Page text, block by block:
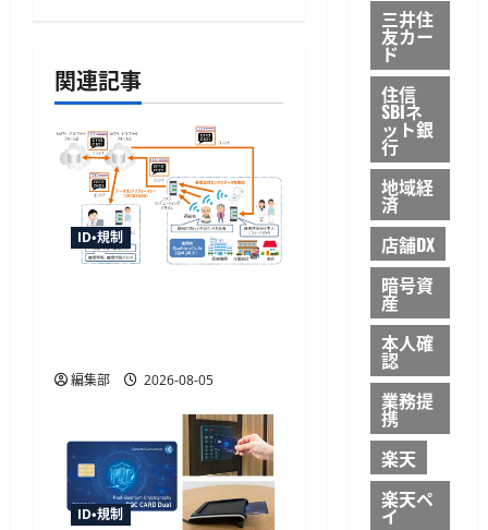
シ
ョ
ン
関連記事
ID・規制
編集部 2026-08-05
ID・規制
三井住
友カー
ド
住信
SBIネ
ット銀
行
地域経
済
店舗DX
暗号資
産
本人確
認
業務提
携
楽天
楽天ペ
イ